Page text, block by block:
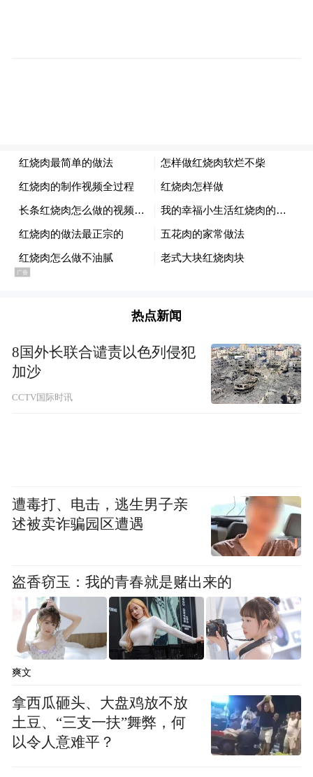
生命向上生长的力量。剧本层层打磨、人物
立体鲜活，没有刻意戏剧化的悬浮桥段，用
真实动人的故事引发全民共情，播出期间收
获收视与口碑双向好评，此次斩获白玉兰两
大奖项，是行业权威对剧集创作水准、主创
表演实力的高度认可。
热点新闻
8国外长联合谴责以色列侵犯
加沙
CCTV国际时讯
遭毒打、电击，逃生男子亲
述被卖诈骗园区遭遇
盗香窃玉：我的青春就是赌出来的
爽文
拿西瓜砸头、大盘鸡放不放
土豆、“三支一扶”舞弊，何
以令人意难平？